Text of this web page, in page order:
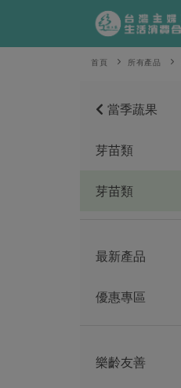
首頁 所有產品
當季蔬果
芽苗類
芽苗類
最新產品
優惠專區
樂齡友善